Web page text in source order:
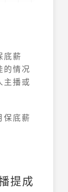
底薪
的情况
主播或
保底薪
提成